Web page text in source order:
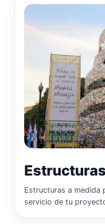
Estructuras a medida
servicio de tu